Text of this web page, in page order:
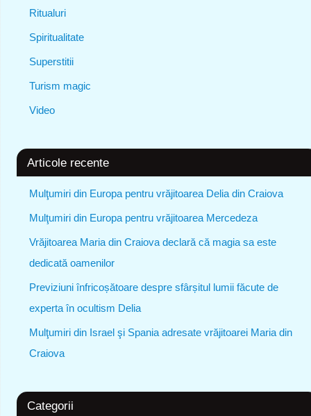
Ritualuri
Spiritualitate
Superstitii
Turism magic
Video
Articole recente
Mulţumiri din Europa pentru vrăjitoarea Delia din Craiova
Mulţumiri din Europa pentru vrăjitoarea Mercedeza
Vrăjitoarea Maria din Craiova declară că magia sa este
dedicată oamenilor
Previziuni înfricoșătoare despre sfârșitul lumii făcute de
experta în ocultism Delia
Mulţumiri din Israel şi Spania adresate vrăjitoarei Maria din
Craiova
Categorii